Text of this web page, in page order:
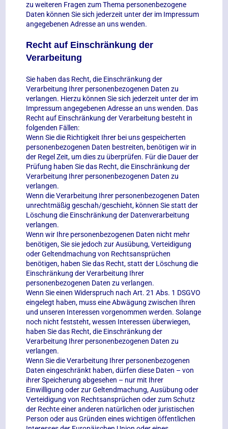
zu weiteren Fragen zum Thema personenbezogene
Daten können Sie sich jederzeit unter der im Impressum
angegebenen Adresse an uns wenden.
Recht auf Einschränkung der
Verarbeitung
Sie haben das Recht, die Einschränkung der
Verarbeitung Ihrer personenbezogenen Daten zu
verlangen. Hierzu können Sie sich jederzeit unter der im
Impressum angegebenen Adresse an uns wenden. Das
Recht auf Einschränkung der Verarbeitung besteht in
folgenden Fällen:
Wenn Sie die Richtigkeit Ihrer bei uns gespeicherten
personenbezogenen Daten bestreiten, benötigen wir in
der Regel Zeit, um dies zu überprüfen. Für die Dauer der
Prüfung haben Sie das Recht, die Einschränkung der
Verarbeitung Ihrer personenbezogenen Daten zu
verlangen.
Wenn die Verarbeitung Ihrer personenbezogenen Daten
unrechtmäßig geschah/geschieht, können Sie statt der
Löschung die Einschränkung der Datenverarbeitung
verlangen.
Wenn wir Ihre personenbezogenen Daten nicht mehr
benötigen, Sie sie jedoch zur Ausübung, Verteidigung
oder Geltendmachung von Rechtsansprüchen
benötigen, haben Sie das Recht, statt der Löschung die
Einschränkung der Verarbeitung Ihrer
personenbezogenen Daten zu verlangen.
Wenn Sie einen Widerspruch nach Art. 21 Abs. 1 DSGVO
eingelegt haben, muss eine Abwägung zwischen Ihren
und unseren Interessen vorgenommen werden. Solange
noch nicht feststeht, wessen Interessen überwiegen,
haben Sie das Recht, die Einschränkung der
Verarbeitung Ihrer personenbezogenen Daten zu
verlangen.
Wenn Sie die Verarbeitung Ihrer personenbezogenen
Daten eingeschränkt haben, dürfen diese Daten – von
ihrer Speicherung abgesehen – nur mit Ihrer
Einwilligung oder zur Geltendmachung, Ausübung oder
Verteidigung von Rechtsansprüchen oder zum Schutz
der Rechte einer anderen natürlichen oder juristischen
Person oder aus Gründen eines wichtigen öffentlichen